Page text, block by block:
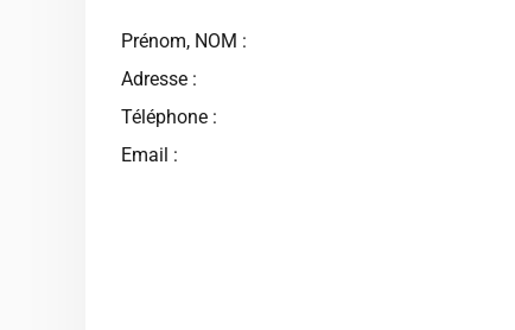
Prénom, NOM :
Adresse :
Téléphone :
Email :